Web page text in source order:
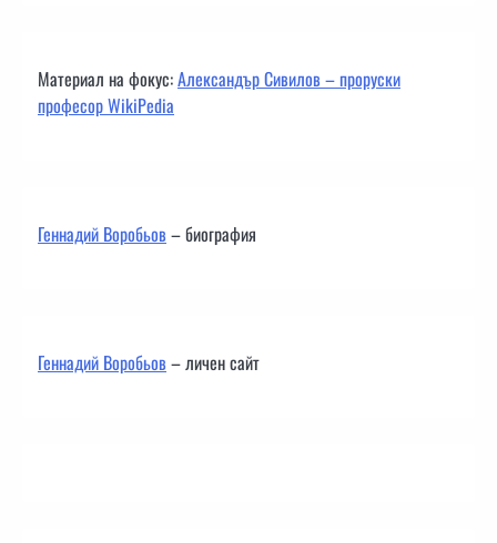
Материал на фокус:Александър Сивилов – проруски
професор WikiPedia
Геннадий Воробьов– биография
Геннадий Воробьов– личен сайт